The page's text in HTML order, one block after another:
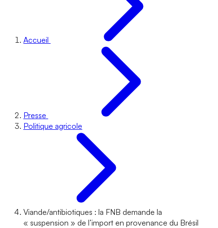
Accueil
Presse
Politique agricole
Viande/antibiotiques : la FNB demande la
« suspension » de l’import en provenance du Brésil